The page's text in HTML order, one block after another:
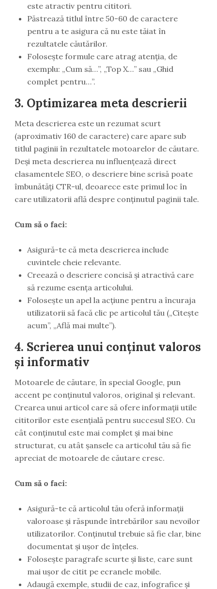
este atractiv pentru cititori.
Păstrează titlul între 50-60 de caractere
pentru a te asigura că nu este tăiat în
rezultatele căutărilor.
Folosește formule care atrag atenția, de
exemplu: „Cum să…”, „Top X…” sau „Ghid
complet pentru…”.
3. Optimizarea meta descrierii
Meta descrierea este un rezumat scurt
(aproximativ 160 de caractere) care apare sub
titlul paginii în rezultatele motoarelor de căutare.
Deși meta descrierea nu influențează direct
clasamentele SEO, o descriere bine scrisă poate
îmbunătăți CTR-ul, deoarece este primul loc în
care utilizatorii află despre conținutul paginii tale.
Cum să o faci:
Asigură-te că meta descrierea include
cuvintele cheie relevante.
Creează o descriere concisă și atractivă care
să rezume esența articolului.
Folosește un apel la acțiune pentru a încuraja
utilizatorii să facă clic pe articolul tău („Citește
acum”, „Află mai multe”).
4. Scrierea unui conținut valoros
și informativ
Motoarele de căutare, în special Google, pun
accent pe conținutul valoros, original și relevant.
Crearea unui articol care să ofere informații utile
cititorilor este esențială pentru succesul SEO. Cu
cât conținutul este mai complet și mai bine
structurat, cu atât șansele ca articolul tău să fie
apreciat de motoarele de căutare cresc.
Cum să o faci:
Asigură-te că articolul tău oferă informații
valoroase și răspunde întrebărilor sau nevoilor
utilizatorilor. Conținutul trebuie să fie clar, bine
documentat și ușor de înțeles.
Folosește paragrafe scurte și liste, care sunt
mai ușor de citit pe ecranele mobile.
Adaugă exemple, studii de caz, infografice și